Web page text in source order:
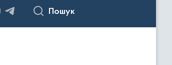
Пошук